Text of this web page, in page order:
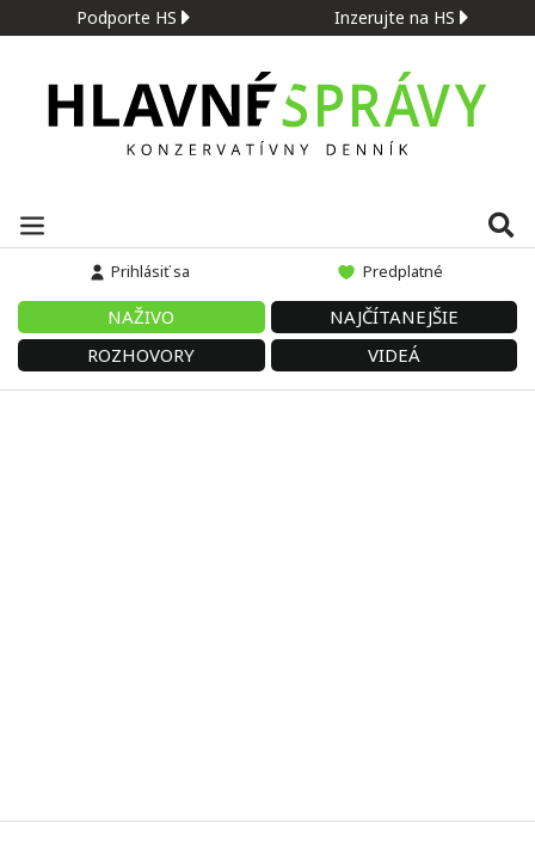
Podporte HS Inzerujte na HS
Prihlásiť sa Predplatné
NAŽIVO
NAJČÍTANEJŠIE
ROZHOVORY
VIDEÁ